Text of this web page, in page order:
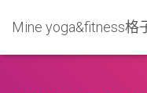
Mine yoga&fitness格